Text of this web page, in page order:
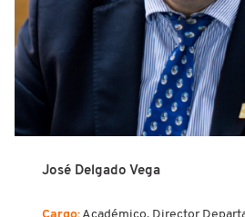
José Delgado Vega